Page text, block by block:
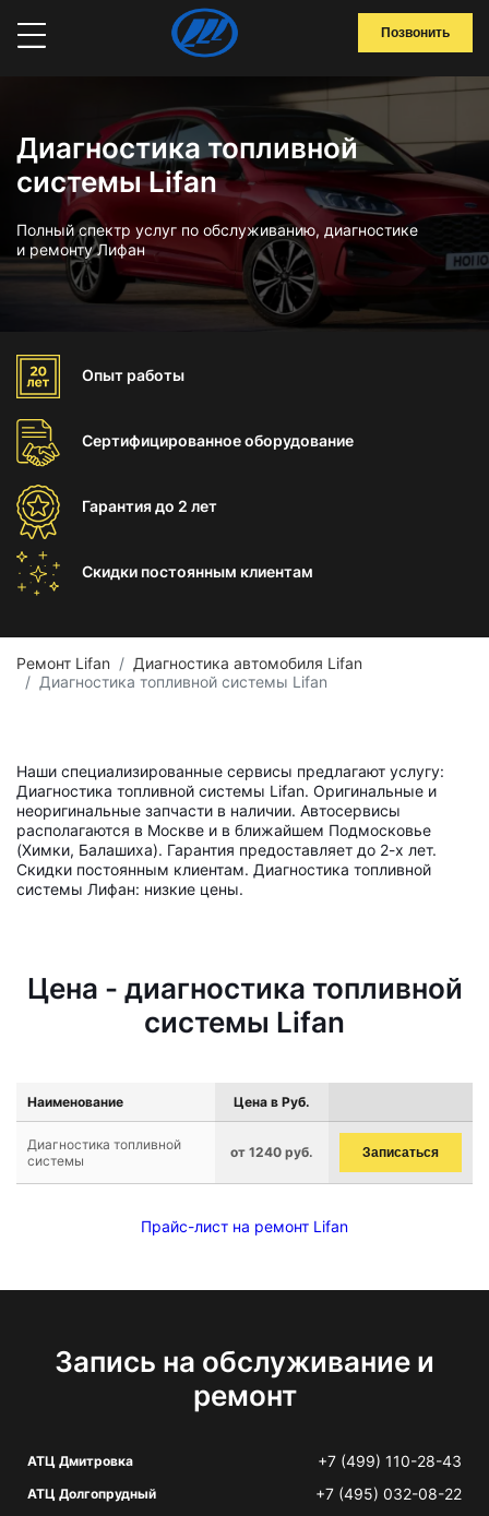
Позвонить
Диагностика топливной
системы Lifan
Полный спектр услуг по обслуживанию, диагностике
и ремонту Лифан
Опыт работы
Сертифицированноеоборудование
Гарантиядо 2 лет
Скидки постоянным клиентам
Ремонт Lifan
Диагностика автомобиля Lifan
Диагностика топливной системы Lifan
Наши специализированные сервисы предлагают услугу:
Диагностика топливной системы Lifan. Оригинальные и
неоригинальные запчасти в наличии. Автосервисы
располагаются в Москве и в ближайшем Подмосковье
(Химки, Балашиха). Гарантия предоставляет до 2-х лет.
Скидки постоянным клиентам. Диагностика топливной
системы Лифан: низкие цены.
Цена - диагностика топливной
системы Lifan
Наименование Цена в Руб.
Диагностика топливной
системы
от 1240 руб. Записаться
Прайс-лист на ремонт Lifan
Запись на обслуживание и
ремонт
АТЦ Дмитровка +7 (499) 110-28-43
АТЦ Долгопрудный +7 (495) 032-08-22